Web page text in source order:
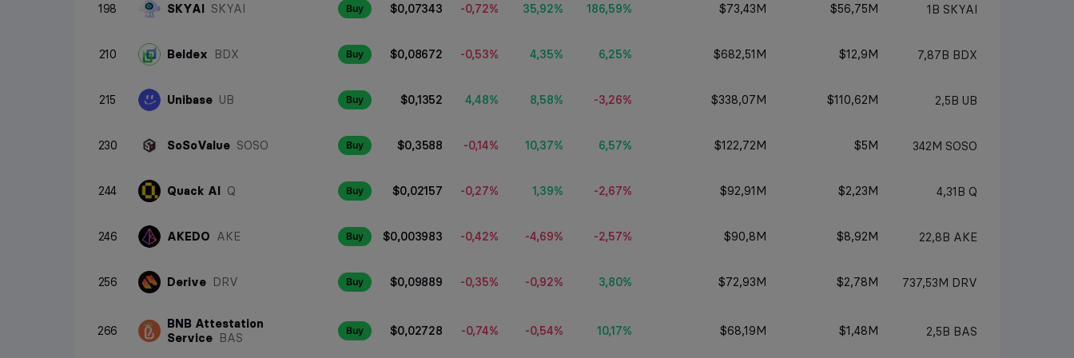
198 SKYAI SKYAI Buy $0,07343 -0,72% 35,92% 186,59% $73,43M $56,75M 1B SKYAI
210 Beldex BDX Buy $0,08672 -0,53% 4,35% 6,25% $682,51M $12,9M 7,87B BDX
215 Unibase UB Buy $0,1352 4,48% 8,58% -3,26% $338,07M $110,62M 2,5B UB
230 SoSoValue SOSO Buy $0,3588 -0,14% 10,37% 6,57% $122,72M $5M 342M SOSO
244 Quack AI Q Buy $0,02157 -0,27% 1,39% -2,67% $92,91M $2,23M 4,31B Q
246 AKEDO AKE Buy $0,003983 -0,42% -4,69% -2,57% $90,8M $8,92M 22,8B AKE
256 Derive DRV Buy $0,09889 -0,35% -0,92% 3,80% $72,93M $2,78M 737,53M DRV
266
BNB Attestation
Service BAS
Buy $0,02728 -0,74% -0,54% 10,17% $68,19M $1,48M 2,5B BAS